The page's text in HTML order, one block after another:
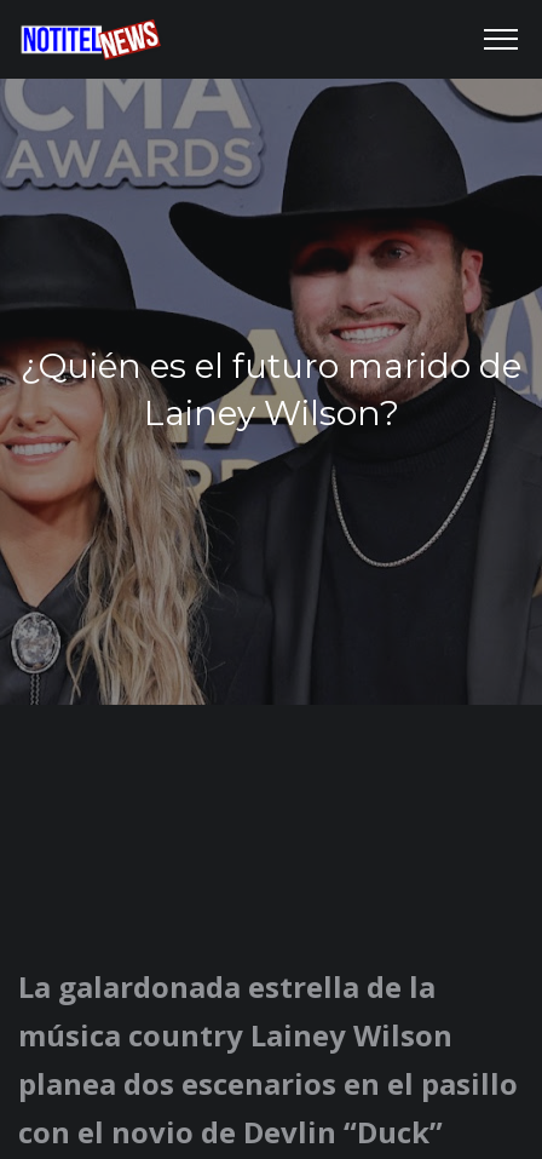
¿Quién es el futuro marido de
Lainey Wilson?
La galardonada estrella de la
música country Lainey Wilson
planea dos escenarios en el pasillo
con el novio de Devlin “Duck”